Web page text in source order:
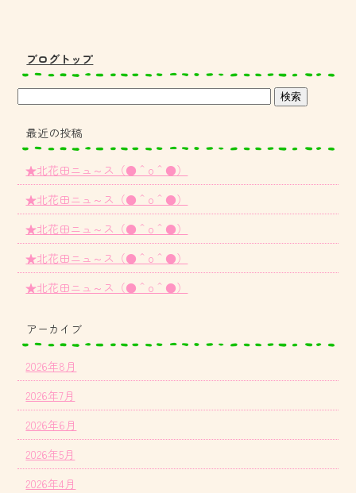
ブログトップ
最近の投稿
★北花田ニュ～ス（●＾o＾●）
★北花田ニュ～ス（●＾o＾●）
★北花田ニュ～ス（●＾o＾●）
★北花田ニュ～ス（●＾o＾●）
★北花田ニュ～ス（●＾o＾●）
アーカイブ
2026年8月
2026年7月
2026年6月
2026年5月
2026年4月